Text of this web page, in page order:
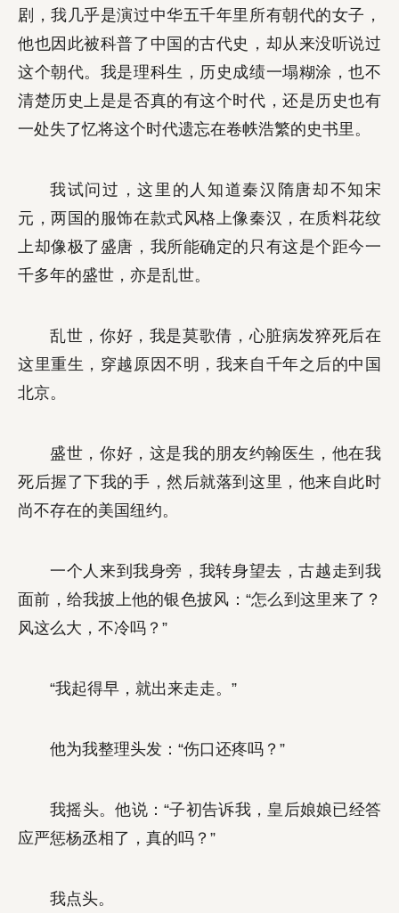
剧，我几乎是演过中华五千年里所有朝代的女子，
他也因此被科普了中国的古代史，却从来没听说过
这个朝代。我是理科生，历史成绩一塌糊涂，也不
清楚历史上是是否真的有这个时代，还是历史也有
一处失了忆将这个时代遗忘在卷帙浩繁的史书里。
我试问过，这里的人知道秦汉隋唐却不知宋
元，两国的服饰在款式风格上像秦汉，在质料花纹
上却像极了盛唐，我所能确定的只有这是个距今一
千多年的盛世，亦是乱世。
乱世，你好，我是莫歌倩，心脏病发猝死后在
这里重生，穿越原因不明，我来自千年之后的中国
北京。
盛世，你好，这是我的朋友约翰医生，他在我
死后握了下我的手，然后就落到这里，他来自此时
尚不存在的美国纽约。
一个人来到我身旁，我转身望去，古越走到我
面前，给我披上他的银色披风：“怎么到这里来了？
风这么大，不冷吗？”
“我起得早，就出来走走。”
他为我整理头发：“伤口还疼吗？”
我摇头。他说：“子初告诉我，皇后娘娘已经答
应严惩杨丞相了，真的吗？”
我点头。